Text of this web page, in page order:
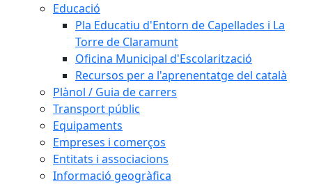
Educació
Pla Educatiu d'Entorn de Capellades i La
Torre de Claramunt
Oficina Municipal d'Escolarització
Recursos per a l'aprenentatge del català
Plànol / Guia de carrers
Transport públic
Equipaments
Empreses i comerços
Entitats i associacions
Informació geogràfica